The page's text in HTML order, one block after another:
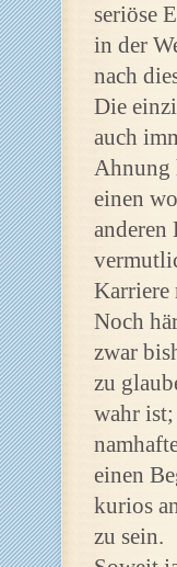
seriöse
in der
nach
Die
auch
Ahnung
einen
anderen
Karriere
Noch
zwar
zu
wahr
einen
kurios
zu sein.